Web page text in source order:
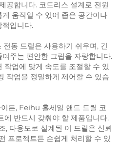
공합니다. 코드리스 설계로 전원
움직일 수 있어 좁은 공간이나
적입니다.
동 드릴은 사용하기 쉬우며, 긴
주는 편안한 그립을 자랑합니다.
작업에 맞게 속도를 조절할 수 있
작업을 정밀하게 제어할 수 있습
든, Feihu 홀세일 핸드 드릴 코
에 반드시 갖춰야 할 제품입니다.
, 다용도로 설계된 이 드릴은 신뢰
프로젝트든 손쉽게 처리할 수 있